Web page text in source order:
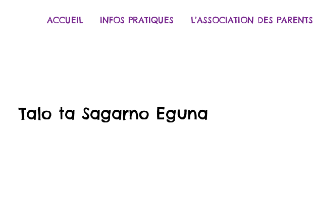
ACCUEIL INFOS PRATIQUES L’ASSOCIATION DES PARENTS
Talo ta Sagarno Eguna